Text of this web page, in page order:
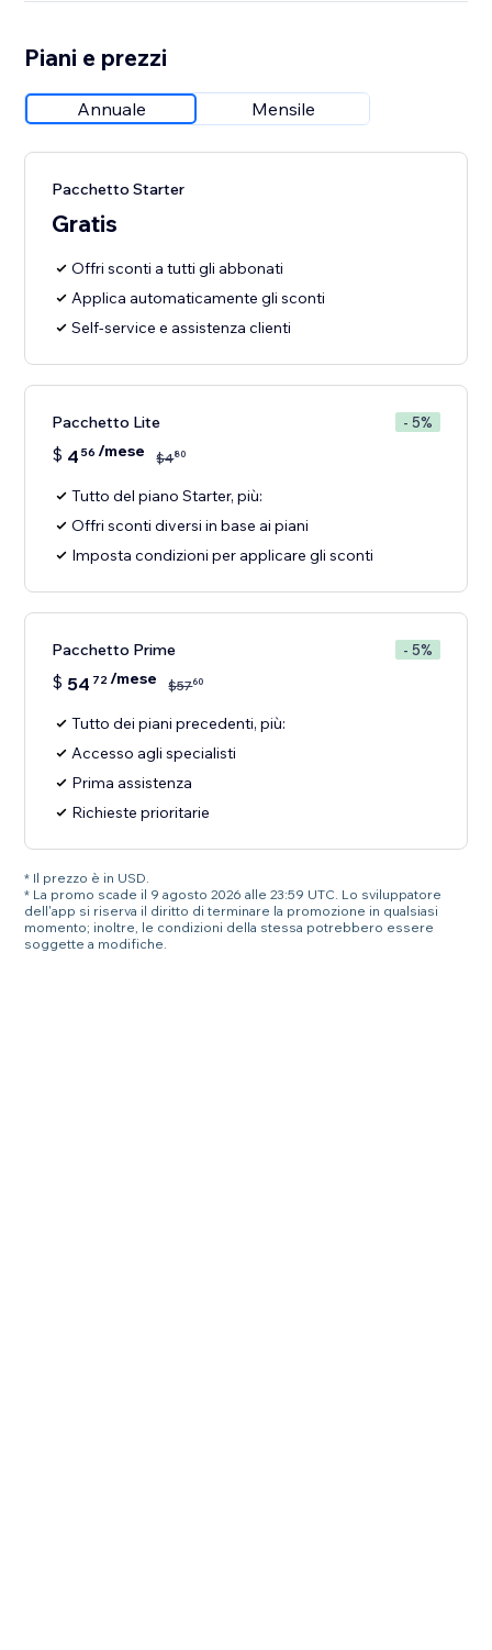
Piani e prezzi
Annuale Mensile
Pacchetto Starter
Gratis
Offri sconti a tutti gli abbonati
Applica automaticamente gli sconti
Self-service e assistenza clienti
Pacchetto Lite - 5%
$ 4 56 /mese $480
Tutto del piano Starter, più:
Offri sconti diversi in base ai piani
Imposta condizioni per applicare gli sconti
Pacchetto Prime - 5%
$ 54 72/mese $5760
Tutto dei piani precedenti, più:
Accesso agli specialisti
Prima assistenza
Richieste prioritarie
* Il prezzo è in USD.
* La promo scade il 9 agosto 2026 alle 23:59 UTC. Lo sviluppatore
dell'app si riserva il diritto di terminare la promozione in qualsiasi
momento; inoltre, le condizioni della stessa potrebbero essere
soggette a modifiche.